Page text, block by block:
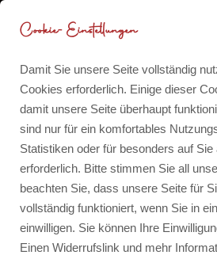
Blog
Für dich für 0 CHF
Meine Publikationen
12 von 12: August
von Barbara-Mira Jakob
Erstellt am:
Zuletzt aktualisiert am:13.
Cookie-Einstellungen
Damit Sie unsere Seite vollständig
Cookies erforderlich. Einige dieser
damit unsere Seite überhaupt
sind nur für ein komfortables
Statistiken oder für besonders auf
erforderlich. Bitte stimmen Sie all
beachten Sie, dass unsere Seite für
vollständig funktioniert, wenn Sie in
einwilligen. Sie können Ihre
Einen Widerrufslink und mehr